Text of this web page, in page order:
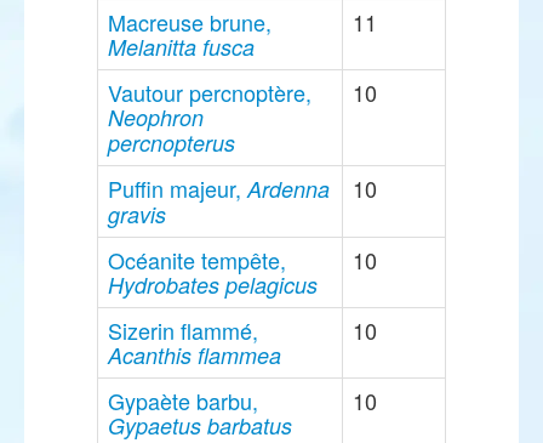
Macreuse brune,
Melanitta fusca
11
Vautour percnoptère,
Neophron
percnopterus
10
Puffin majeur,Ardenna
gravis
10
Océanite tempête,
Hydrobates pelagicus
10
Sizerin flammé,
Acanthis flammea
10
Gypaète barbu,
Gypaetus barbatus
10